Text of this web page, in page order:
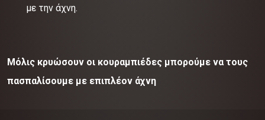
με την άχνη.
Μόλις κρυώσουν οι κουραμπιέδες μπορούμε να τους
πασπαλίσουμε με επιπλέον άχνη